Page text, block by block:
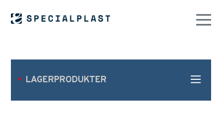
LAGERPRODUKTER